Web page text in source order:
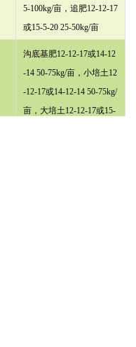
5-100kg/亩，追肥12-12-17
或15-5-20 25-50kg/亩
沟底基肥12-12-17或14-12
-14 50-75kg/亩，小培土12
-12-17或14-12-14 50-75kg/
亩，大培土12-12-17或15-